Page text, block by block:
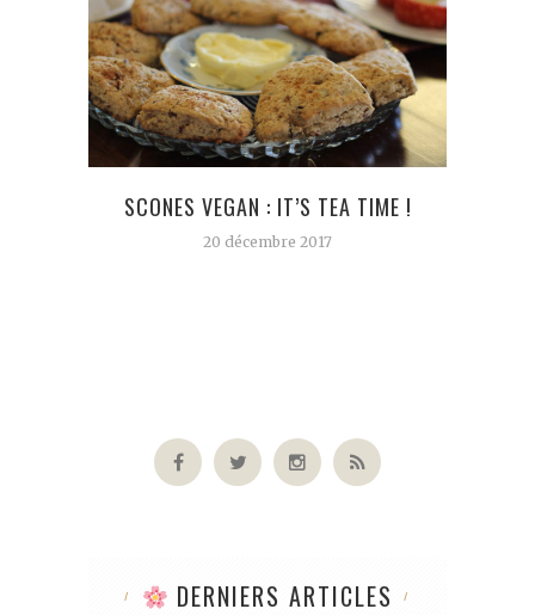
SCONES VEGAN : IT’S TEA TIME !
20 décembre 2017
DERNIERS ARTICLES